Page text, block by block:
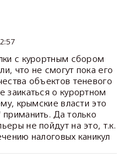
с курортным сбором
что не смогут пока его
объектов теневого
о курортном
крымские власти это
Да только
не пойдут на это, т.к.
налоговых каникул